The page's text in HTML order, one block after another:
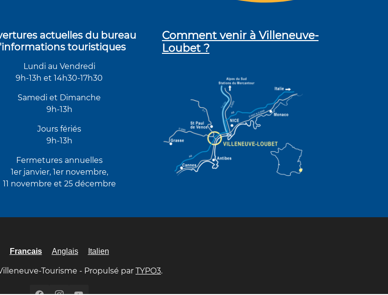
actuelles du bureau
touristiques
Lundi au Vendredi
9h-13h et 14h30-17h30
Samedi et Dimanche
9h-13h
Jours fériés
9h-13h
Fermetures annuelles
1er janvier, 1er novembre,
11 novembre et 25 décembre
Comment venir à Villeneuve-
Loubet ?
Francais Anglais Italien
Tourisme - Propulsé par TYPO3.